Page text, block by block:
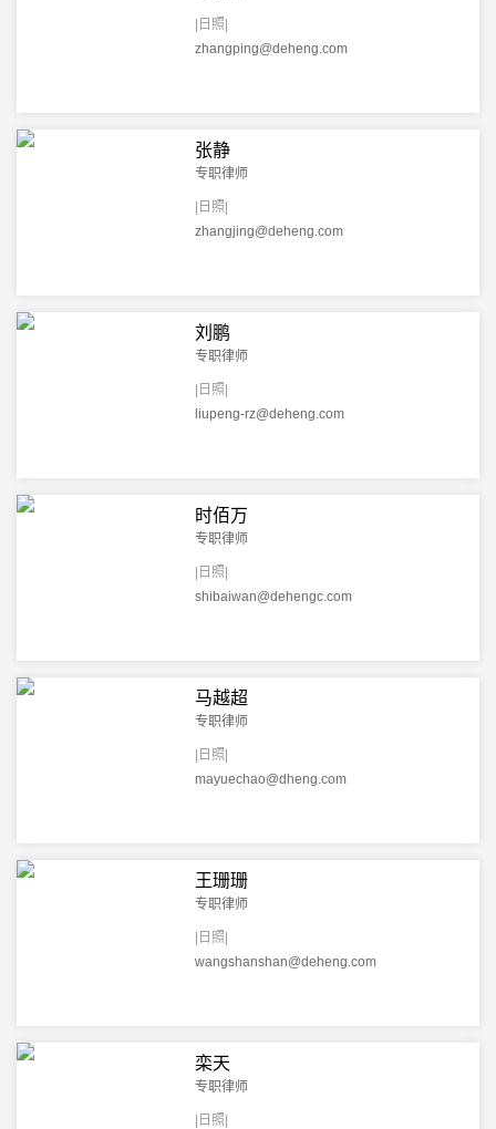
|日照|
zhangping@deheng.com
张静
专职律师
|日照|
zhangjing@deheng.com
刘鹏
专职律师
|日照|
liupeng-rz@deheng.com
时佰万
专职律师
|日照|
shibaiwan@dehengc.com
马越超
专职律师
|日照|
mayuechao@dheng.com
王珊珊
专职律师
|日照|
wangshanshan@deheng.com
栾天
专职律师
|日照|